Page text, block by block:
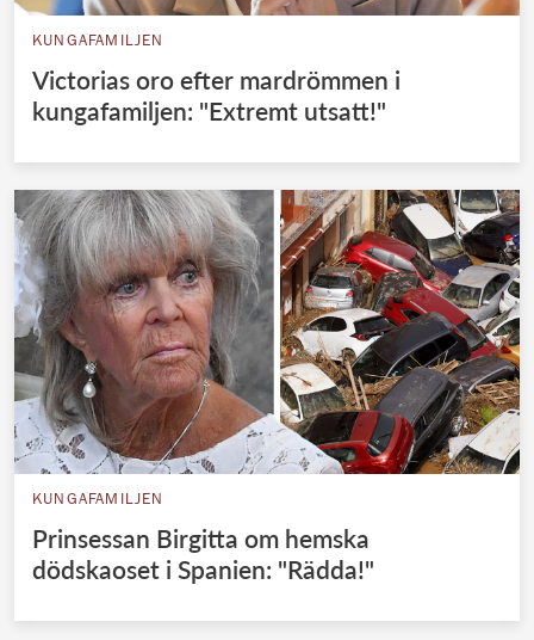
KUNGAFAMILJEN
Victorias oro efter mardrömmen i
kungafamiljen: "Extremt utsatt!"
KUNGAFAMILJEN
Prinsessan Birgitta om hemska
dödskaoset i Spanien: "Rädda!"